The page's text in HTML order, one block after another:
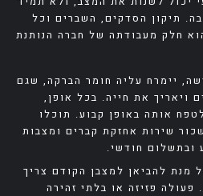
תיקון הסדקים, השברים וכל
חלק מעבודתה של חברה הנותנת
יימרח עליה חומר הברקה, שגם
ויאריך את חייה. בכל אופן,
אותה באופן קבוע. תוכלו
שירות אחזקת קברים ומצבות
ובתשלום חודשי.
מנת להביאן למצבן הקודם צריך
פעולה פזיזה או בלתי זהירה